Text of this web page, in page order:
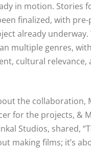
in motion. Stories
finalized, with
already underway.
multiple genres,
cultural relevance,
the collaboration,
for the projects, &
Studios, shared,
making films; it’s